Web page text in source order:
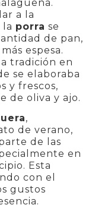
a la
la porra se
de pan,
espesa.
tradición en
se elaboraba
y frescos,
de oliva y ajo.
,
de verano,
de las
en
Esta
con el
gustos